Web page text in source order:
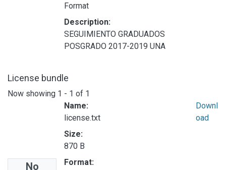
Format
Description:
SEGUIMIENTO GRADUADOS
POSGRADO 2017-2019 UNA
License bundle
Now showing 1 - 1 of 1
No
Name:
license.txt
Size:
870 B
Format:
Downl
oad